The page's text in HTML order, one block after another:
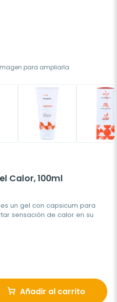
para ampliarla
Calor, 100ml
un gel con capsicum para
sensación de calor en su
Añadir al carrito